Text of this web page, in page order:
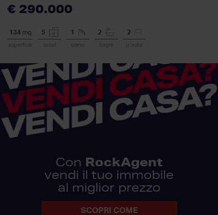
€ 290.000
134 mq
superficie
5
locali
1
piano
2
bagni
2
p. auto
Con RockAgent
vendi il tuo immobile
al miglior prezzo
SCOPRI COME